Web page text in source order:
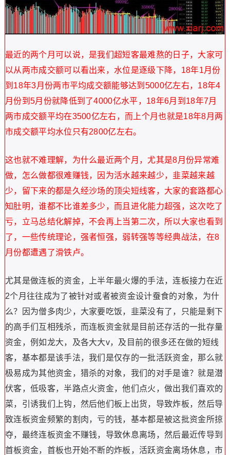
最近的两个月可以说，是我们超短客最难熬的日子，大家可
以从两市成交额可以看出来，水位是逐级下降，18年1月份
到18年3月份两市平均成交额能够达到5000亿左右，18年4
月份到5月份就降低到了4000亿水平，18年6月到18年7月
两市成交额平均在3500亿左右，而上个月也就是18年8月两
市成交额平均水位只有2800亿左右。
这也就不难理解，为什么最近两个月，尤其是8月份异常难
做，怎么做都很难赚钱，因为活水越来越少，韭菜越来越
少，留下来的都是久经沙场的顶尖短线客，大家的套路都心
知肚明，谁都不比谁差多少，而且进化能力超强，这次吃了
亏，立马总结化解掉，不会再上当第二次，所以大家也看到
了，一些传统理论，强者恒强，弱转强等等经典战法，在8
月份都遭遇了滑铁卢。
尤其是做连板的资金，上半年最火爆的手法，连板接力在近
2个月往往成为了被针对或者被资金设计蚕食的对象，为什
么？因为僧多肉少，大家要吃饭，韭菜没有了，只能是剩下
的高手们互相残杀，而连板资金就是目前还存活的一批存量
资金，例如龙大，及各大大v，及目前的很多还在做的短线
客，基本都是该手法，我们是仅存的一批活跃资金，那么就
极易成为其他资金，猎杀的对象，我们的对手是谁？就是潜
伏客，低吸客，半路点火资金，他们点火，做出我们喜欢的
菜，引诱我们上钩，然后他们板上出货，导致炸板，然后导
致连板资金频繁的割肉，亏的钱，基本都是被这批资金所掠
夺，最终连板资金不赚钱，导致休息离场，然后最近传导到
首板资金，首板也开始不断的炸板，活跃资金离场休息，市